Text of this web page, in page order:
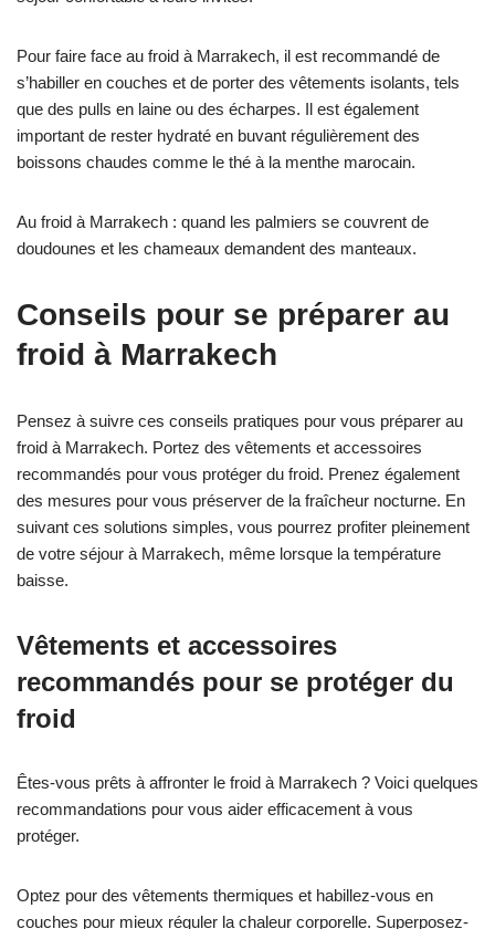
Pour faire face au froid à Marrakech, il est recommandé de
s’habiller en couches et de porter des vêtements isolants, tels
que des pulls en laine ou des écharpes. Il est également
important de rester hydraté en buvant régulièrement des
boissons chaudes comme le thé à la menthe marocain.
Au froid à Marrakech : quand les palmiers se couvrent de
doudounes et les chameaux demandent des manteaux.
Conseils pour se préparer au
froid à Marrakech
Pensez à suivre ces conseils pratiques pour vous préparer au
froid à Marrakech. Portez des vêtements et accessoires
recommandés pour vous protéger du froid. Prenez également
des mesures pour vous préserver de la fraîcheur nocturne. En
suivant ces solutions simples, vous pourrez profiter pleinement
de votre séjour à Marrakech, même lorsque la température
baisse.
Vêtements et accessoires
recommandés pour se protéger du
froid
Êtes-vous prêts à affronter le froid à Marrakech ? Voici quelques
recommandations pour vous aider efficacement à vous
protéger.
Optez pour des vêtements thermiques et habillez-vous en
couches pour mieux réguler la chaleur corporelle. Superposez-